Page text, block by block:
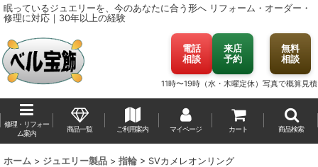
眠っているジュエリーを、今のあなたに合う形へ リフォーム・オーダー・
修理に対応｜30年以上の経験
電話
相談
来店
予約
11時〜19時（水・木曜定休）
無料
相談
写真で概算見積
修理・リフォー
ム案内
商品一覧 ご利用案内 マイページ カート 商品検索
ホーム > ジュエリー製品 > 指輪 > SVカメレオンリング